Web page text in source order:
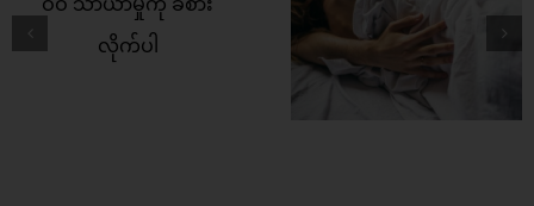
လက်တွဲညီညီ အချစ်
ဒါတွေ လုပ်နေသ
ကွန်ဒုံး သုံးတာကို
ရပ်သင့်ဘူး